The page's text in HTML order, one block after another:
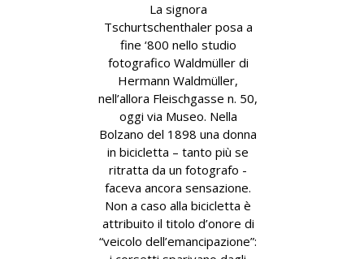
La signora
Tschurtschenthaler posa a
fine ‘800 nello studio
fotografico Waldmüller di
Hermann Waldmüller,
nell’allora Fleischgasse n. 50,
oggi via Museo. Nella
Bolzano del 1898 una donna
in bicicletta – tanto più se
ritratta da un fotografo -
faceva ancora sensazione.
Non a caso alla bicicletta è
attribuito il titolo d’onore di
“veicolo dell’emancipazione”: